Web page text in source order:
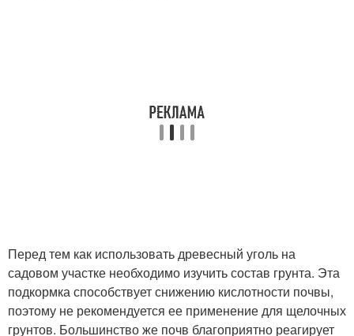
Перед тем как использовать древесный уголь на
садовом участке необходимо изучить состав грунта. Эта
подкормка способствует снижению кислотности почвы,
поэтому не рекомендуется ее применение для щелочных
грунтов. Большинство же почв благоприятно реагирует